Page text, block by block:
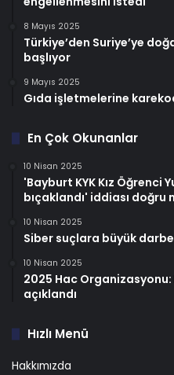
8 Mayıs 2025
Türkiye’den Suriye’ye
başlıyor
9 Mayıs 2025
Gıda işletmelerine
En Çok Okunanlar
10 Nisan 2025
'Bayburt KYK Kız Öğrenci
bıçaklandı' iddiası doğru
10 Nisan 2025
Siber suçlara büyük
10 Nisan 2025
2025 Hac
açıklandı
Hızlı Menü
Hakkımızda